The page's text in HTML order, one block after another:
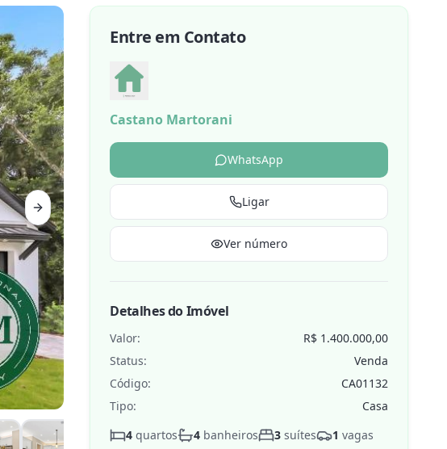
Next slide
Entre em Contato
Castano Martorani
WhatsApp
Ligar
Ver número
Detalhes do Imóvel
Valor:
R$ 1.400.000,00
Status:
Venda
Código:
CA01132
Tipo:
Casa
4 quartos 4 banheiros 3 suítes 1 vagas